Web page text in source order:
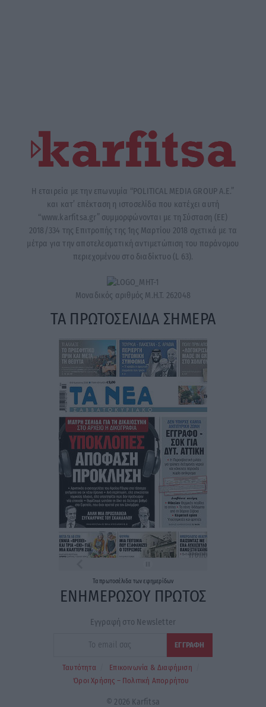
Η εταιρεία με την επωνυμία “POLITICAL MEDIA GROUP A.E.”
και κατ’ επέκταση η ιστοσελίδα που κατέχει αυτή
“www.karfitsa.gr” συμμορφώνονται με τη Σύσταση (ΕΕ)
2018/334 της Επιτροπής της 1ης Μαρτίου 2018 σχετικά με τα
μέτρα για την αποτελεσματική αντιμετώπιση του παράνομου
περιεχομένου στο διαδίκτυο (L 63).
Μοναδικός αριθμός Μ.Η.Τ. 262048
ΤΑ ΠΡΩΤΟΣΕΛΙΔΑ ΣΗΜΕΡΑ
Ταπρωτοσέλιδα τωνεφημερίδων
ΕΝΗΜΕΡΩΣΟΥ ΠΡΩΤΟΣ
Εγγραφή στο Newsletter
Ταυτότητα
Επικοινωνία & Διαφήμιση
Όροι Χρήσης – Πολιτική Απορρήτου
© 2026 Karfitsa